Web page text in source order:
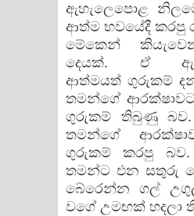
ඇහැලෙපොළ
ආත්ම භවයේදී කරපු
මේකෙන්
දෙයක්. ඒ
ආත්මයත් ගුරුකම්
තමන්ගේ
ගුරුකම් තිබුණු බව.
තමන්ගේ
ගුරුකම් කරපු
තමන්ට එන සතුරු
බේරෙන්න ගල්
වගේ උමඟක් හදලා